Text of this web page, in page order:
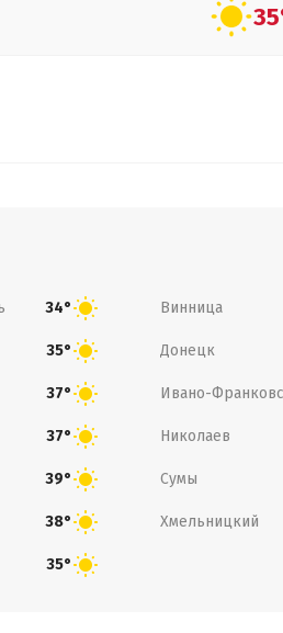
34° Винница
35° Донецк
37° Ивано-
37° Николаев
39° Сумы
38° Хмельницкий
35°